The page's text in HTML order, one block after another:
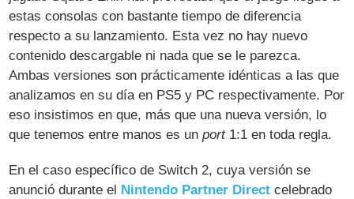
estas consolas con bastante tiempo de diferencia
respecto a su lanzamiento. Esta vez no hay nuevo
contenido descargable ni nada que se le parezca.
Ambas versiones son prácticamente idénticas a las que
analizamos en su día en PS5 y PC respectivamente. Por
eso insistimos en que, más que una nueva versión, lo
que tenemos entre manos es unport1:1 en toda regla.
En el caso específico de Switch 2, cuya versión se
anunció durante el
Nintendo Partner Direct celebrado